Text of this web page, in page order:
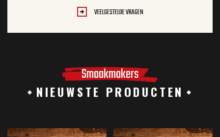
VEELGESTELDE VRAGEN
Smaakmakers
NIEUWSTE PRODUCTEN